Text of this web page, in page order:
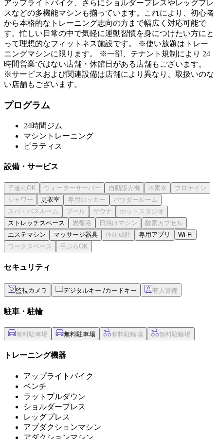
アップライトバイク、さらにショルダープレスやレッグプレ
スなどの多機能マシンも揃っています。これにより、初心者
から本格的なトレーニング志向の方まで幅広く対応可能で
す。忙しい日常の中で気軽に運動習慣を身につけたい方にと
って理想的なフィットネス施設です。 ※使い放題はトレー
ニングマシンに限ります。 ※一部、テナント規制により 24
時間営業ではない店舗・休館日がある店舗もございます。
※サービスおよび関連設備は店舗により異なり、取扱いのな
い店舗もございます。
プログラム
24時間ジム
マシントレーニング
ピラティス
設備・サービス
更衣室
ストレッチスペース
エステマシン
マッサージ器具 専用アプリ Wi-Fi
セキュリティ
監視カメラ デジタルキー /カードキー
駐車・駐輪
無料駐車場
トレーニング機器
アップライトバイク
ベンチ
ラットプルダウン
ショルダープレス
レッグプレス
アブダクションマシン
アダクションマシン